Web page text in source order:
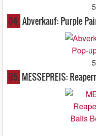
04. Abverkauf: Purple
05. MESSEPREIS: